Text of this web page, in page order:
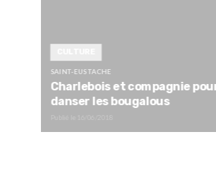
SAINT-EUSTACHE
Charlebois et compagnie
danser les bougalous